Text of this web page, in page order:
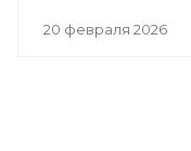
20 февраля 2026